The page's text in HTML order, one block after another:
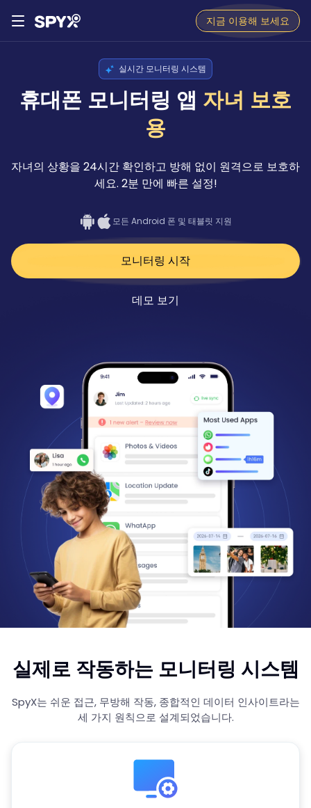
지금 이용해 보세요
실시간 모니터링 시스템
휴대폰 모니터링 앱 자녀 보호
용
자녀의 상황을 24시간 확인하고 방해 없이 원격으로 보호하
세요. 2분 만에 빠른 설정!
모든 Android 폰 및 태블릿 지원
모니터링 시작
데모 보기
실제로 작동하는 모니터링 시스템
SpyX는 쉬운 접근, 무방해 작동, 종합적인 데이터 인사이트라는
세 가지 원칙으로 설계되었습니다.